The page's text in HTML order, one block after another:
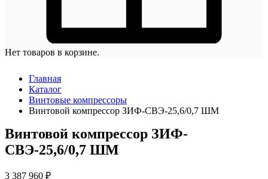
Нет товаров в корзине.
Главная
Каталог
Винтовые компрессоры
Винтовой компрессор ЗИФ-СВЭ-25,6/0,7 ШМ
Винтовой компрессор ЗИФ-
СВЭ-25,6/0,7 ШМ
3 387 960 ₽